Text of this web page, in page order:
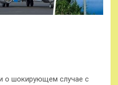
о шокирующем случае с